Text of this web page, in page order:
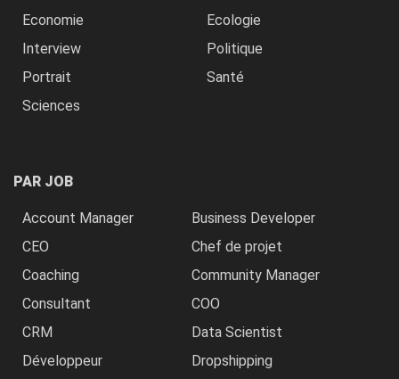
Economie
Ecologie
Interview
Politique
Portrait
Santé
Sciences
PAR JOB
Account Manager
Business Developer
CEO
Chef de projet
Coaching
Community Manager
Consultant
COO
CRM
Data Scientist
Développeur
Dropshipping